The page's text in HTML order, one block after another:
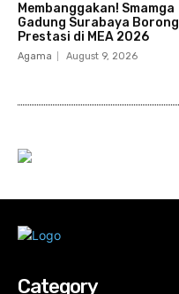
Membanggakan! Smamga
Gadung Surabaya Borong
Prestasi di MEA 2026
Agama August 9, 2026
Category